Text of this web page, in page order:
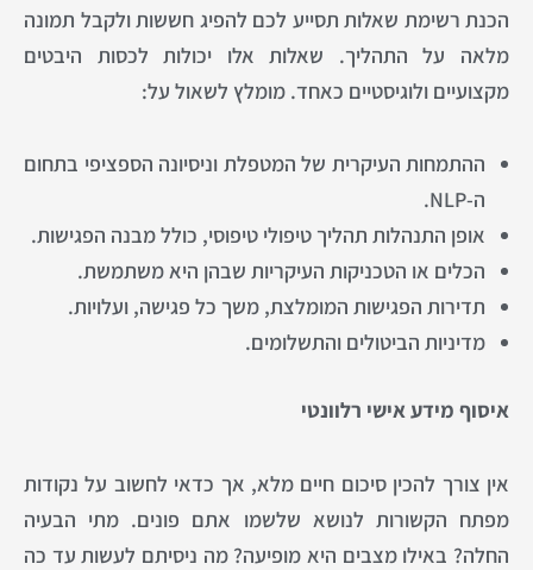
הכנת רשימת שאלות תסייע לכם להפיג חששות ולקבל תמונה
מלאה על התהליך. שאלות אלו יכולות לכסות היבטים
מקצועיים ולוגיסטיים כאחד. מומלץ לשאול על:
ההתמחות העיקרית של המטפלת וניסיונה הספציפי בתחום
ה-NLP.
אופן התנהלות תהליך טיפולי טיפוסי, כולל מבנה הפגישות.
הכלים או הטכניקות העיקריות שבהן היא משתמשת.
תדירות הפגישות המומלצת, משך כל פגישה, ועלויות.
מדיניות הביטולים והתשלומים.
איסוף מידע אישי רלוונטי
אין צורך להכין סיכום חיים מלא, אך כדאי לחשוב על נקודות
מפתח הקשורות לנושא שלשמו אתם פונים. מתי הבעיה
החלה? באילו מצבים היא מופיעה? מה ניסיתם לעשות עד כה